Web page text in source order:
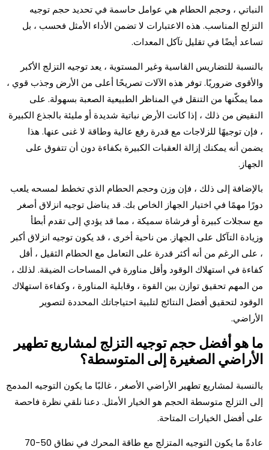
النباتي ، وحجم الحطام هي عوامل حاسمة في تحديد حجم توجيه
التزلج المناسب. هذه الاعتبارات لا تضمن الأداء الأمثل فحسب ، بل
تساعد أيضًا في تقليل تآكل المعدات.
بالنسبة للتضاريس القاسية وغير المستوية ، يعد توجيه التزلج الأكبر
والأقوى ضروريًا. توفر هذه الآلات تصريحًا أعلى من الأرض وجذب قوي ،
مما يمكّنها من التنقل في المناظر الطبيعية الصعبة بسهولة. على
النقيض من ذلك ، إذا كانت الأرض نباتية شديدة أو مليئة بالجذع الكبيرة
، فإن توجيهًا للزلاجات مع قدرة رفع عالية وطاقة لا غنى عنها. هذا
يضمن أنه يمكنك إزالة العقبات الكبيرة بكفاءة دون أن تتفوق على
الجهاز.
بالإضافة إلى ذلك ، فإن وزن وحجم الحطام الذي تخطط لمسحه يلعب
دورًا مهمًا في اختيار الجهاز الخاص بك. قد يناضل توجيه انزلاق أصغر
مع سجلات كبيرة أو فرشاة سميكة ، مما قد يؤدي إلى تقدم أبطأ
وزيادة التآكل على الجهاز. من ناحية أخرى ، قد يكون توجيه انزلاق أكبر
، على الرغم من أنه أكثر قدرة على التعامل مع الحطام الثقيل ، أقل
كفاءة في استهلاك الوقود وأقل مناورة في المساحات الضيقة. لذلك ،
من المهم تحقيق توازن بين القوة ، وقابلية المناورة ، وكفاءة استهلاك
الوقود لتحقيق أفضل النتائج لتلبية احتياجاتك المحددة لتصوير
الأراضي.
ما هو أفضل حجم توجيه التزلج لمشاريع تطهير
الأراضي الصغيرة إلى المتوسطة؟
بالنسبة لمشاريع تطهير الأراضي الأصغر ، غالبًا ما يكون التوجيه المدمج
إلى التزلج متوسطة الحجم هو الخيار الأمثل. دعنا نلقي نظرة فاحصة
على أفضل الخيارات المتاحة.
عادةً ما يكون التوجيه المتزلج مع طاقة المحرك في نطاق 50-70